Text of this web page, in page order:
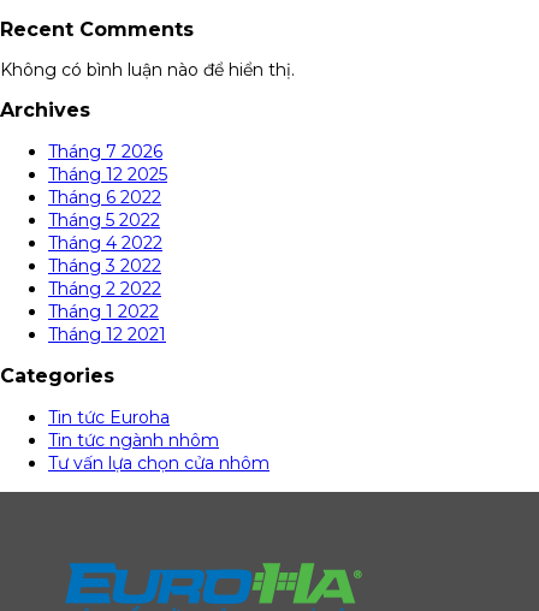
Recent Comments
Không có bình luận nào để hiển thị.
Archives
Tháng 7 2026
Tháng 12 2025
Tháng 6 2022
Tháng 5 2022
Tháng 4 2022
Tháng 3 2022
Tháng 2 2022
Tháng 1 2022
Tháng 12 2021
Categories
Tin tức Euroha
Tin tức ngành nhôm
Tư vấn lựa chọn cửa nhôm